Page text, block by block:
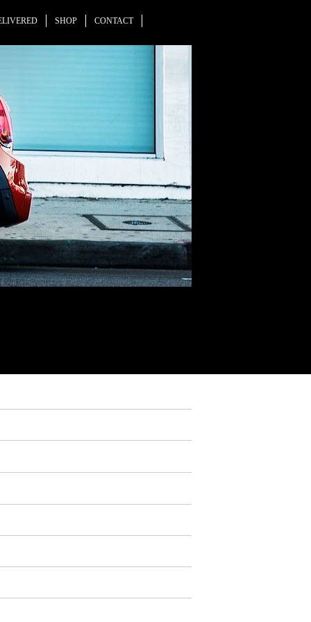
SHOP CONTACT